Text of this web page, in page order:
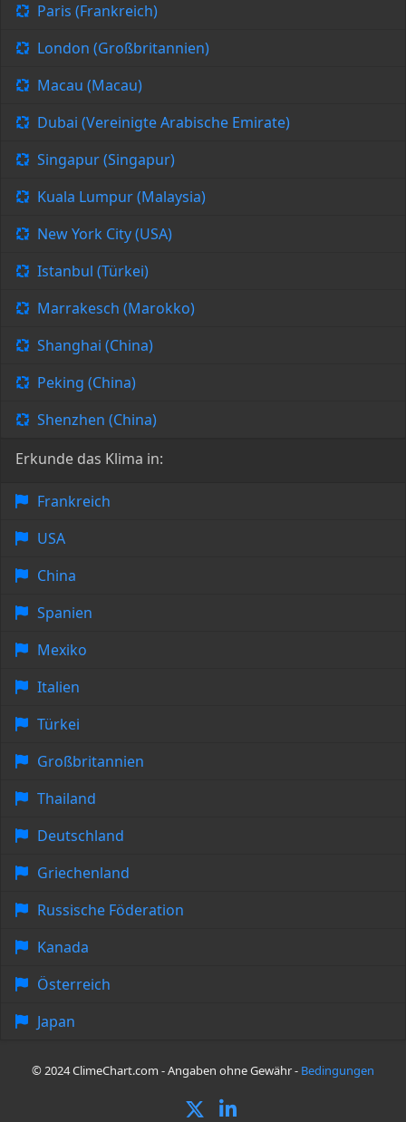
Paris (Frankreich)
London (Großbritannien)
Macau (Macau)
Dubai (Vereinigte Arabische Emirate)
Singapur (Singapur)
Kuala Lumpur (Malaysia)
New York City (USA)
Istanbul (Türkei)
Marrakesch (Marokko)
Shanghai (China)
Peking (China)
Shenzhen (China)
Erkunde das Klima in:
Frankreich
USA
China
Spanien
Mexiko
Italien
Türkei
Großbritannien
Thailand
Deutschland
Griechenland
Russische Föderation
Kanada
Österreich
Japan
© 2024 ClimeChart.com - Angaben ohne Gewähr - Bedingungen